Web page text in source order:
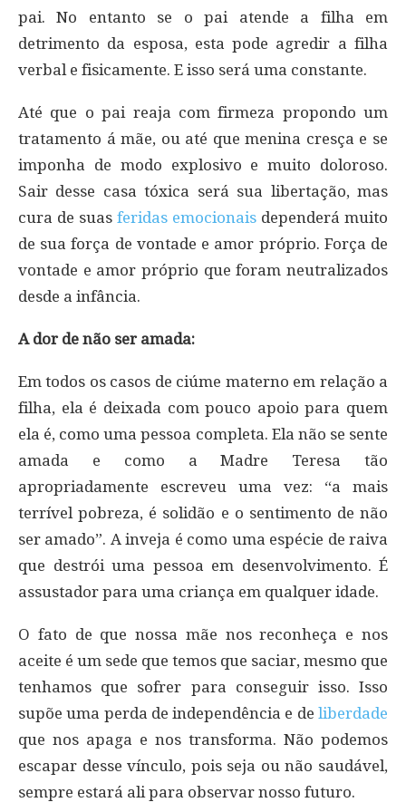
pai. No entanto se o pai atende a filha em
detrimento da esposa, esta pode agredir a filha
verbal e fisicamente. E isso será uma constante.
Até que o pai reaja com firmeza propondo um
tratamento á mãe, ou até que menina cresça e se
imponha de modo explosivo e muito doloroso.
Sair desse casa tóxica será sua libertação, mas
cura de suas feridas emocionais dependerá muito
de sua força de vontade e amor próprio. Força de
vontade e amor próprio que foram neutralizados
desde a infância.
A dor de não ser amada:
Em todos os casos de ciúme materno em relação a
filha, ela é deixada com pouco apoio para quem
ela é, como uma pessoa completa. Ela não se sente
amada e como a Madre Teresa tão
apropriadamente escreveu uma vez: “a mais
terrível pobreza, é solidão e o sentimento de não
ser amado”. A inveja é como uma espécie de raiva
que destrói uma pessoa em desenvolvimento. É
assustador para uma criança em qualquer idade.
O fato de que nossa mãe nos reconheça e nos
aceite é um sede que temos que saciar, mesmo que
tenhamos que sofrer para conseguir isso. Isso
supõe uma perda de independência e de liberdade
que nos apaga e nos transforma. Não podemos
escapar desse vínculo, pois seja ou não saudável,
sempre estará ali para observar nosso futuro.